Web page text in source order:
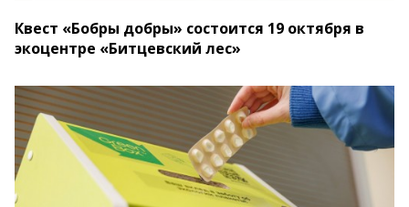
Квест «Бобры добры» состоится 19 октября в
экоцентре «Битцевский лес»